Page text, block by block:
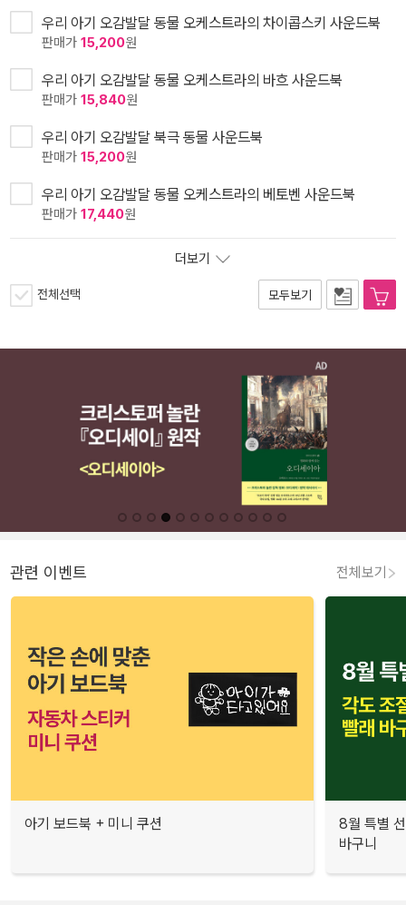
우리 아기 오감발달 동물 오케스트라의 차이콥스키 사운드북
판매가 15,200원
우리 아기 오감발달 동물 오케스트라의 바흐 사운드북
판매가 15,840원
우리 아기 오감발달 북극 동물 사운드북
판매가 15,200원
우리 아기 오감발달 동물 오케스트라의 베토벤 사운드북
판매가 17,440원
더보기
전체선택 모두보기
관련 이벤트 전체보기
아기 보드북 + 미니 쿠션
8월 특별
바구니